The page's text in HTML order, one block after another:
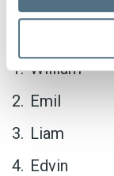
Pojkar
William
Emil
Liam
Edvin